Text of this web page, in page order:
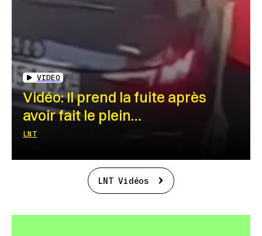
VIDEO
Vidéo: Il prend la fuite après
avoir fait le plein…
LNT
LNT Vidéos